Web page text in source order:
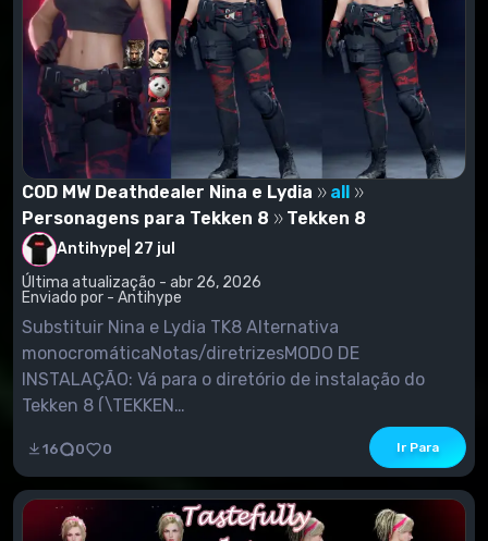
COD MW Deathdealer Nina e Lydia
all
Personagens para Tekken 8
Tekken 8
Antihype 27 jul
Última atualização - abr 26, 2026
Enviado por - Antihype
Substituir Nina e Lydia TK8 Alternativa
monocromáticaNotas/diretrizesMODO DE
INSTALAÇÃO: Vá para o diretório de instalação do
Tekken 8 (\TEKKEN
8\Polaris\Content\Paks\LogicMods)Pegue o modo
que você baixou e extraia o ZIP/ RarPlace tanto
arquivos .pak, .ucas e .utoc na pasta Paks.Se você não
tiver uma pasta chamada "LogicMods", precisará criar
16 0 0 Ir Para